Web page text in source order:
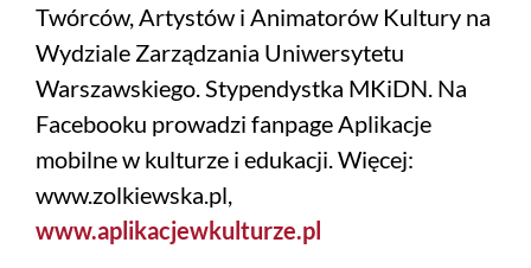
Twórców, Artystów i Animatorów Kultury na
Wydziale Zarządzania Uniwersytetu
Warszawskiego. Stypendystka MKiDN. Na
Facebooku prowadzi fanpage Aplikacje
mobilne w kulturze i edukacji. Więcej:
www.zolkiewska.pl,
www.aplikacjewkulturze.pl